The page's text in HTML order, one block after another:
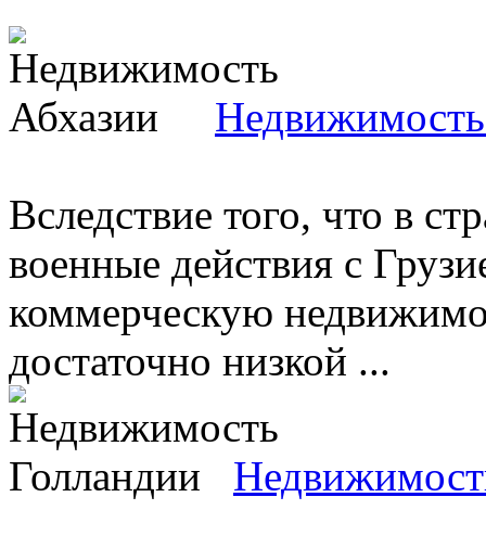
Вследствие того, что в
военные действия с
коммерческую
достаточно низкой ...